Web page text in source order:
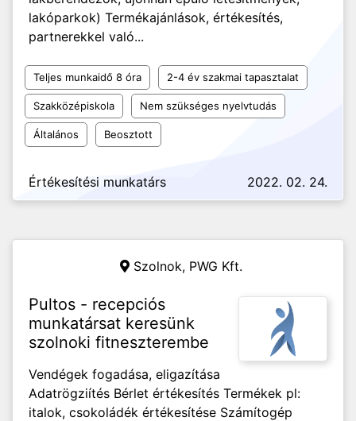
lakóparkok) Termékajánlások, értékesítés,
partnerekkel való...
Teljes munkaidő 8 óra 2-4 év szakmai tapasztalat
Szakközépiskola Nem szükséges nyelvtudás
Általános Beosztott
Értékesítési munkatárs 2022. 02. 24.
Szolnok, PWG Kft.
Pultos - recepciós
munkatársat keresünk
szolnoki fitneszterembe
Vendégek fogadása, eligazítása
Adatrögziítés Bérlet értékesítés Termékek pl:
italok, csokoládék értékesítése Számítogép